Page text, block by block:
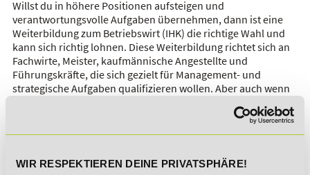
WIR RESPEKTIEREN DEINE PRIVATSPHÄRE!
Willst du in höhere Positionen aufsteigen und
verantwortungsvolle Aufgaben übernehmen, dann ist eine
Weiterbildung zum Betriebswirt (IHK) die richtige Wahl und
kann sich richtig lohnen. Diese Weiterbildung richtet sich an
Fachwirte, Meister, kaufmännische Angestellte und
Führungskräfte, die sich gezielt für Management- und
strategische Aufgaben qualifizieren wollen. Aber auch wenn
diverser staatlicher Förderungen ist die Weiterbildung auch